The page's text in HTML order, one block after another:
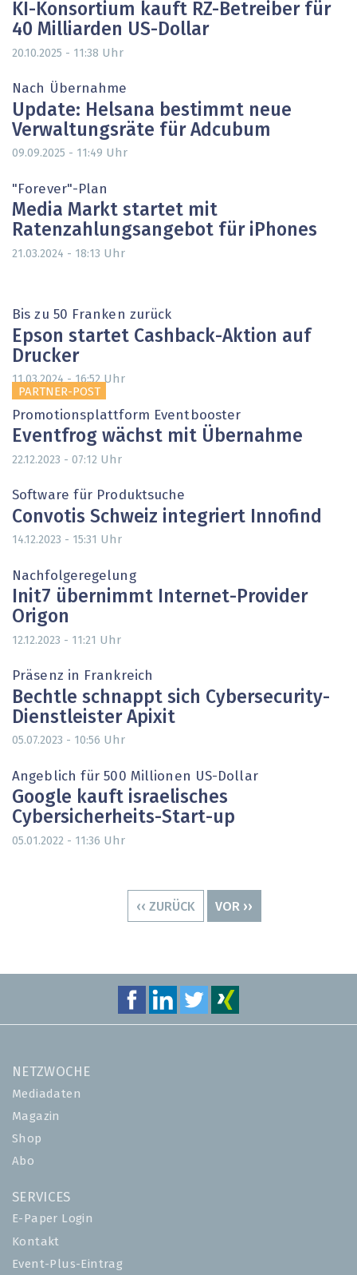
KI-Konsortium kauft RZ-Betreiber für
40 Milliarden US-Dollar
20.10.2025 - 11:38 Uhr
Nach Übernahme
Update: Helsana bestimmt neue
Verwaltungsräte für Adcubum
09.09.2025 - 11:49 Uhr
"Forever"-Plan
Media Markt startet mit
Ratenzahlungsangebot für iPhones
21.03.2024 - 18:13 Uhr
Bis zu 50 Franken zurück
Epson startet Cashback-Aktion auf
Drucker
11.03.2024 - 16:52Uhr
PARTNER-POST
Promotionsplattform Eventbooster
Eventfrog wächst mit Übernahme
22.12.2023 - 07:12 Uhr
Software für Produktsuche
Convotis Schweiz integriert Innofind
14.12.2023 - 15:31 Uhr
Nachfolgeregelung
Init7 übernimmt Internet-Provider
Origon
12.12.2023 - 11:21 Uhr
Präsenz in Frankreich
Bechtle schnappt sich Cybersecurity-
Dienstleister Apixit
05.07.2023 - 10:56 Uhr
Angeblich für 500 Millionen US-Dollar
Google kauft israelisches
Cybersicherheits-Start-up
05.01.2022 - 11:36 Uhr
VORHERIGE
‹‹ ZURÜCK
NÄCHSTE
VOR ››
NETZWOCHE
Mediadaten
Magazin
Shop
Abo
SERVICES
E-Paper Login
Kontakt
Event-Plus-Eintrag